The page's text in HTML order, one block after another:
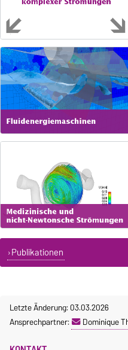
Publikationen
Letzte Änderung: 03.03.2026
Ansprechpartner:
Dominique